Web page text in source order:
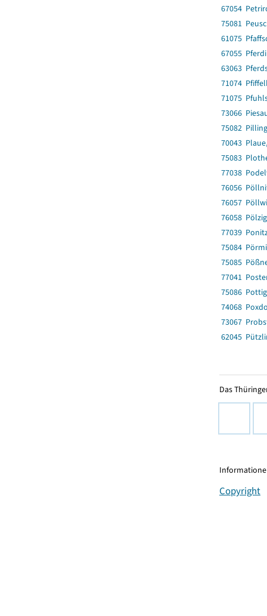
67054
75081
61075
67055
63063
71074
71075
73066
75082
70043
75083
77038
76056
76057
76058 Pölzig
77039
75084
75085
77041
75086
74068
73067
62045
Das
Copyright